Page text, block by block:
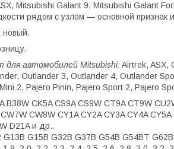
Mitsubishi Galant 9, Mitsubishi Galant
рядом с узлом — основной признак
новый.
для автомобилей Mitsubishi:Airtrek, ASX,
Outlander 3, Outlander 4, Outlander
2, Pajero Pinin, Pajero Sport 2, Pajero
B38W CK5A CS9A CS9W CT9A CT9W
CW8W CY1A CY2A CY3A CY4A
D21A и др..
G15B G32B G37B G54B G54BT